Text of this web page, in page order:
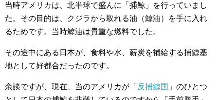
当時アメリカは、北半球で盛んに「捕鯨」を行っていまし
た。その目的は、クジラから取れる油（鯨油）を手に入れ
るためです。当時鯨油は貴重な燃料でした。
その途中にある日本が、食料や水、薪炭を補給する捕鯨基
地として好都合だったのです。
余談ですが、現在、当のアメリカが「 反捕鯨国 」のひとつ